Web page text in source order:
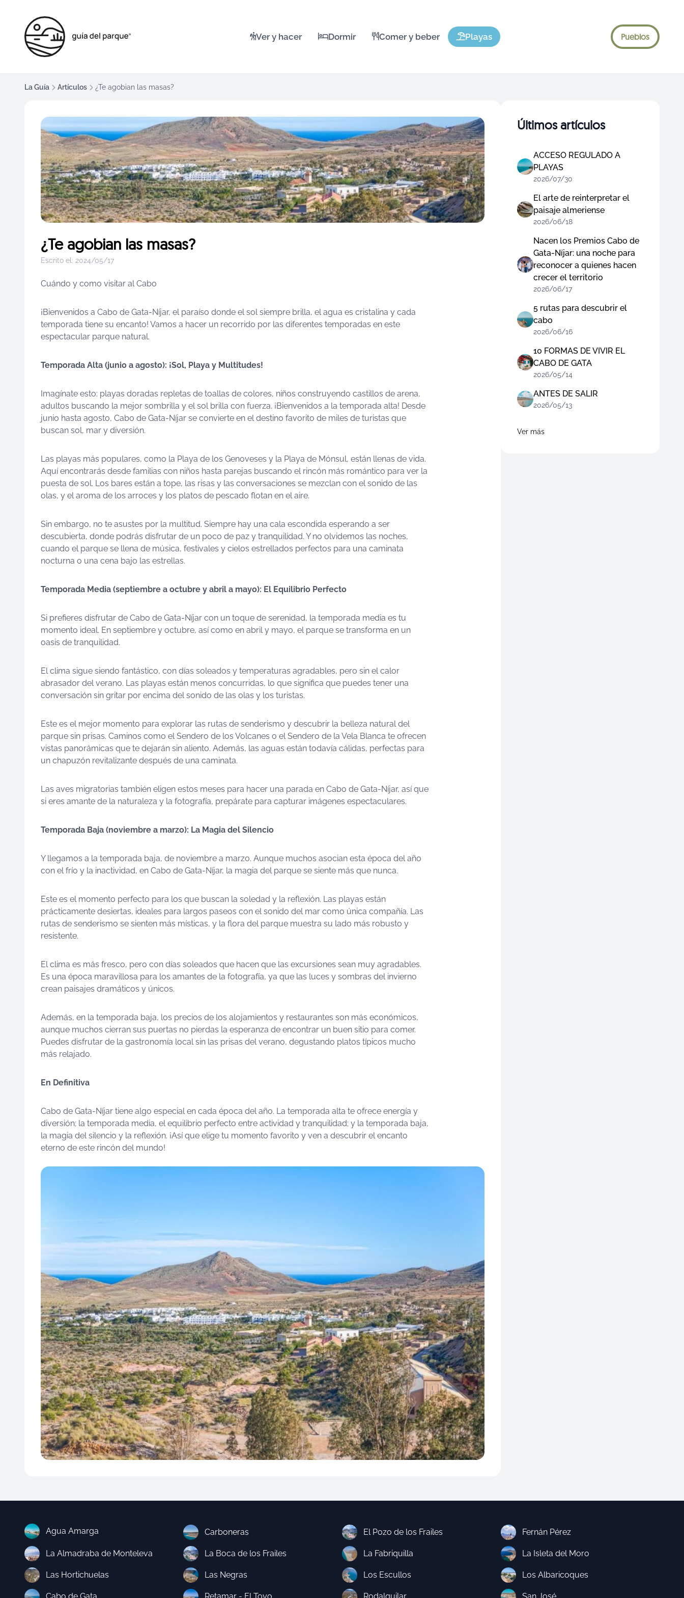
Ver y hacer Dormir Comer y beber Playas Pueblos
La Guía Artículos ¿Te agobian las masas?
¿Te agobian las masas?
Escrito el: 2024/05/17
Cuándo y como visitar al Cabo
¡Bienvenidos a Cabo de Gata-Níjar, el paraíso donde el sol siempre brilla, el agua es cristalina y cada
temporada tiene su encanto! Vamos a hacer un recorrido por las diferentes temporadas en este
espectacular parque natural.
Temporada Alta (junio a agosto): ¡Sol, Playa y Multitudes!
Imagínate esto: playas doradas repletas de toallas de colores, niños construyendo castillos de arena,
adultos buscando la mejor sombrilla y el sol brilla con fuerza. ¡Bienvenidos a la temporada alta! Desde
junio hasta agosto, Cabo de Gata-Níjar se convierte en el destino favorito de miles de turistas que
buscan sol, mar y diversión.
Las playas más populares, como la Playa de los Genoveses y la Playa de Mónsul, están llenas de vida.
Aquí encontrarás desde familias con niños hasta parejas buscando el rincón más romántico para ver la
puesta de sol. Los bares están a tope, las risas y las conversaciones se mezclan con el sonido de las
olas, y el aroma de los arroces y los platos de pescado flotan en el aire.
Sin embargo, no te asustes por la multitud. Siempre hay una cala escondida esperando a ser
descubierta, donde podrás disfrutar de un poco de paz y tranquilidad. Y no olvidemos las noches,
cuando el parque se llena de música, festivales y cielos estrellados perfectos para una caminata
nocturna o una cena bajo las estrellas.
Temporada Media (septiembre a octubre y abril a mayo): El Equilibrio Perfecto
Si prefieres disfrutar de Cabo de Gata-Níjar con un toque de serenidad, la temporada media es tu
momento ideal. En septiembre y octubre, así como en abril y mayo, el parque se transforma en un
oasis de tranquilidad.
El clima sigue siendo fantástico, con días soleados y temperaturas agradables, pero sin el calor
abrasador del verano. Las playas están menos concurridas, lo que significa que puedes tener una
conversación sin gritar por encima del sonido de las olas y los turistas.
Este es el mejor momento para explorar las rutas de senderismo y descubrir la belleza natural del
parque sin prisas. Caminos como el Sendero de los Volcanes o el Sendero de la Vela Blanca te ofrecen
vistas panorámicas que te dejarán sin aliento. Además, las aguas están todavía cálidas, perfectas para
un chapuzón revitalizante después de una caminata.
Las aves migratorias también eligen estos meses para hacer una parada en Cabo de Gata-Níjar, así que
si eres amante de la naturaleza y la fotografía, prepárate para capturar imágenes espectaculares.
Temporada Baja (noviembre a marzo): La Magia del Silencio
Y llegamos a la temporada baja, de noviembre a marzo. Aunque muchos asocian esta época del año
con el frío y la inactividad, en Cabo de Gata-Níjar, la magia del parque se siente más que nunca.
Este es el momento perfecto para los que buscan la soledad y la reflexión. Las playas están
prácticamente desiertas, ideales para largos paseos con el sonido del mar como única compañía. Las
rutas de senderismo se sienten más místicas, y la flora del parque muestra su lado más robusto y
resistente.
El clima es más fresco, pero con días soleados que hacen que las excursiones sean muy agradables.
Es una época maravillosa para los amantes de la fotografía, ya que las luces y sombras del invierno
crean paisajes dramáticos y únicos.
Además, en la temporada baja, los precios de los alojamientos y restaurantes son más económicos,
aunque muchos cierran sus puertas no pierdas la esperanza de encontrar un buen sitio para comer.
Puedes disfrutar de la gastronomía local sin las prisas del verano, degustando platos típicos mucho
más relajado.
En Definitiva
Cabo de Gata-Níjar tiene algo especial en cada época del año. La temporada alta te ofrece energía y
diversión; la temporada media, el equilibrio perfecto entre actividad y tranquilidad; y la temporada baja,
la magia del silencio y la reflexión. ¡Así que elige tu momento favorito y ven a descubrir el encanto
eterno de este rincón del mundo!
Últimos artículos
ACCESO REGULADO A
PLAYAS
2026/07/30
El arte de reinterpretar el
paisaje almeriense
2026/06/18
Nacen los Premios Cabo de
Gata-Níjar: una noche para
reconocer a quienes hacen
crecer el territorio
2026/06/17
5 rutas para descubrir el
cabo
2026/06/16
10 FORMAS DE VIVIR EL
CABO DE GATA
2026/05/14
ANTES DE SALIR
2026/05/13
Ver más
Agua Amarga Carboneras El Pozo de los Frailes Fernán Pérez
La Almadraba de Monteleva La Boca de los Frailes La Fabriquilla La Isleta del Moro
Las Hortichuelas Las Negras Los Escullos Los Albaricoques
Cabo de Gata Retamar - El Toyo Rodalquilar San José